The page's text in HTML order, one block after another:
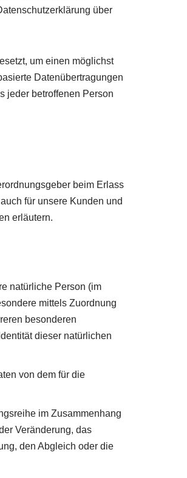
über
um einen möglichst
Datenübertragungen
jeder betroffenen Person
beim Erlass
für unsere Kunden und
erläutern.
natürliche Person (im
mittels Zuordnung
besonderen
dieser natürlichen
von dem für die
im Zusammenhang
Veränderung, das
den Abgleich oder die